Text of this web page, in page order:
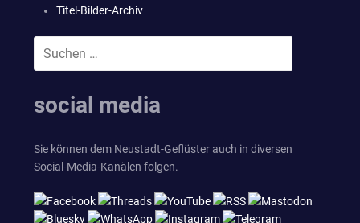
Titel-Bilder-Archiv
social media
Sie können dem Neustadt-Geflüster auch in diversen
Social-Media-Kanälen folgen.